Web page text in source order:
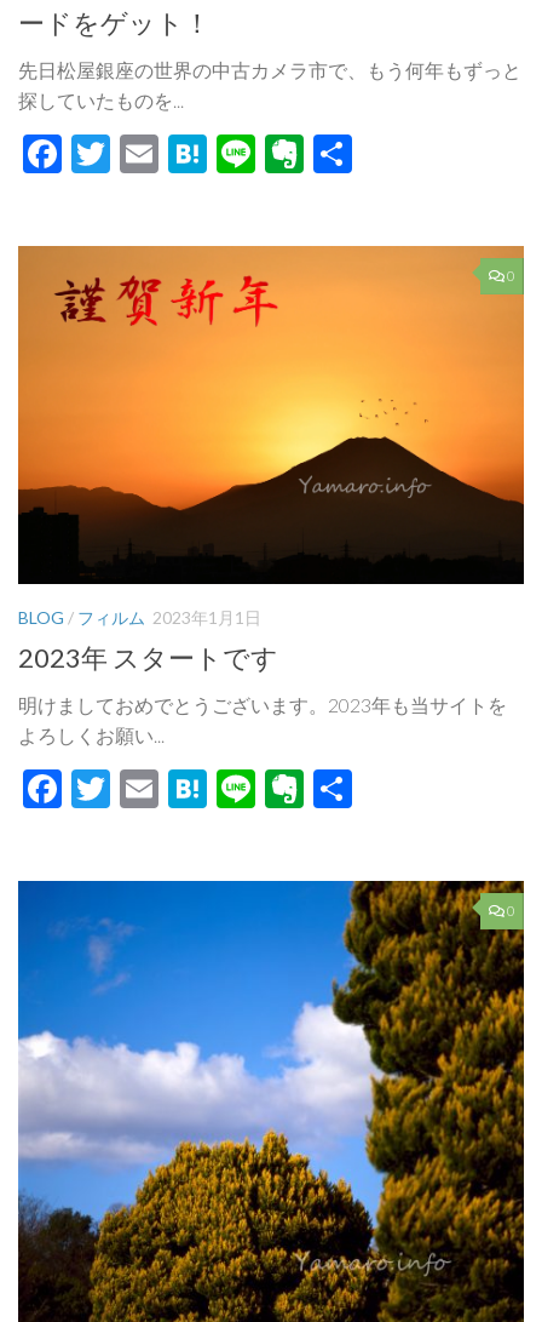
ードをゲット！
先日松屋銀座の世界の中古カメラ市で、もう何年もずっと
探していたものを...
Facebook
Twitter
EmailHatena
LineEvernote
0
BLOG / フィルム 2023年1月1日
2023年 スタートです
明けましておめでとうございます。2023年も当サイトを
よろしくお願い...
Facebook
Twitter
EmailHatena
LineEvernote
0